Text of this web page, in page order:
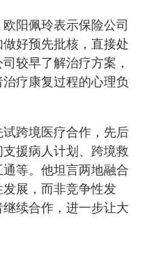
阳佩玲表示保险公司
好预先批核，直接处
较早了解治疗方案，
疗康复过程的心理负
跨境医疗合作，先后
援病人计划、跨境救
等。他坦言两地融合
展，而非竞争性发
续合作，进一步让大